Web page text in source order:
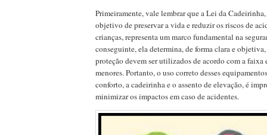
Primeiramente, vale lembrar que a Lei da
objetivo de preservar a vida e reduzir os riscos de
crianças, representa um marco fundamental na
conseguinte, ela determina, de forma clara e
proteção devem ser utilizados de acordo com a faixa
menores. Portanto, o uso correto desses
conforto, a cadeirinha e o assento de elevação, é
minimizar os impactos em caso de acidentes.